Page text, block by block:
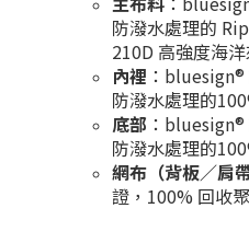
防潑水處理的
210D 高強度海
內裡 ：bluesign®
防潑水處理的
底部 ：bluesign®
防潑水處理的
網布（背板／肩
證，100% 回收